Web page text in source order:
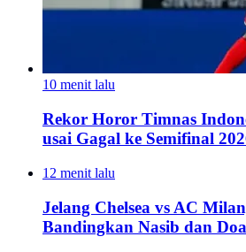
10 menit lalu
Rekor Horor Timnas
usai Gagal ke Semifinal
12 menit lalu
Jelang Chelsea vs AC
Bandingkan Nasib dan